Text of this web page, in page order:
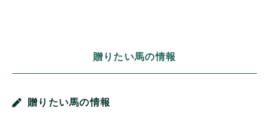
贈りたい馬の情報
贈りたい馬の情報